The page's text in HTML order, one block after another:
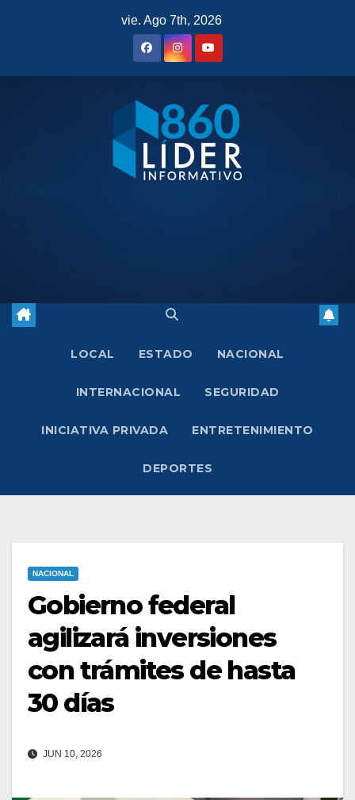
vie. Ago 7th, 2026
LOCAL ESTADO NACIONAL
INTERNACIONAL SEGURIDAD
INICIATIVA PRIVADA ENTRETENIMIENTO
DEPORTES
NACIONAL
Gobierno federal
agilizará inversiones
con trámites de hasta
30 días
JUN 10, 2026